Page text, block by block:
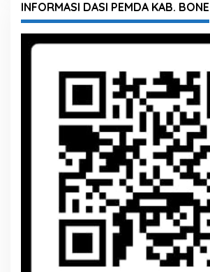
INFORMASI DASI PEMDA KAB. BONE